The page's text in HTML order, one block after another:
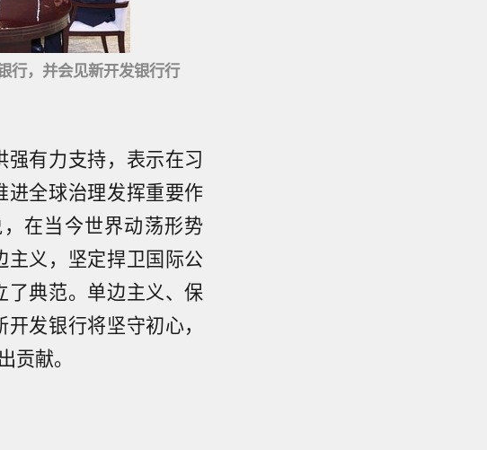
行，并会见新开发银行行
有力支持，表示在习
进全球治理发挥重要作
在当今世界动荡形势
义，坚定捍卫国际公
典范。单边主义、保
发银行将坚守初心，
献。